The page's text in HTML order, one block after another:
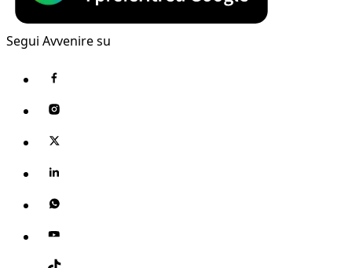
Segui Avvenire su